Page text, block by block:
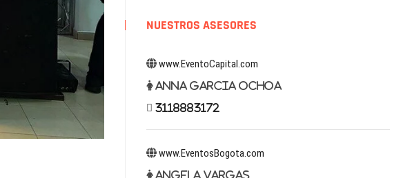
NUESTROS ASESORES
www.EventoCapital.com
Anna Garcia Ochoa
3118883172
www.EventosBogota.com
Angela Vargas